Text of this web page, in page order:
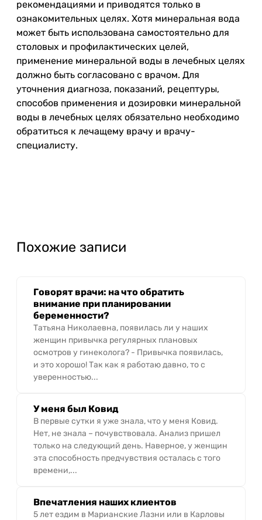
рекомендациями и приводятся только в
ознакомительных целях. Хотя минеральная вода
может быть использована самостоятельно для
столовых и профилактических целей,
применение минеральной воды в лечебных целях
должно быть согласовано с врачом. Для
уточнения диагноза, показаний, рецептуры,
способов применения и дозировки минеральной
воды в лечебных целях обязательно необходимо
обратиться к лечащему врачу и врачу-
специалисту.
Похожие записи
Говорят врачи: на что обратить
внимание при планировании
беременности?
Татьяна Николаевна, появилась ли у наших
женщин привычка регулярных плановых
осмотров у гинеколога? - Привычка появилась,
и это хорошо! Так как я работаю давно, то с
уверенностью...
У меня был Ковид
В первые сутки я уже знала, что у меня Ковид.
Нет, не знала – почувствовала. Анализ пришел
только на следующий день. Наверное, у женщин
эта способность предчувствия осталась с того
времени,...
Впечатления наших клиентов
5 лет ездим в Марианские Лазни или в Карловы